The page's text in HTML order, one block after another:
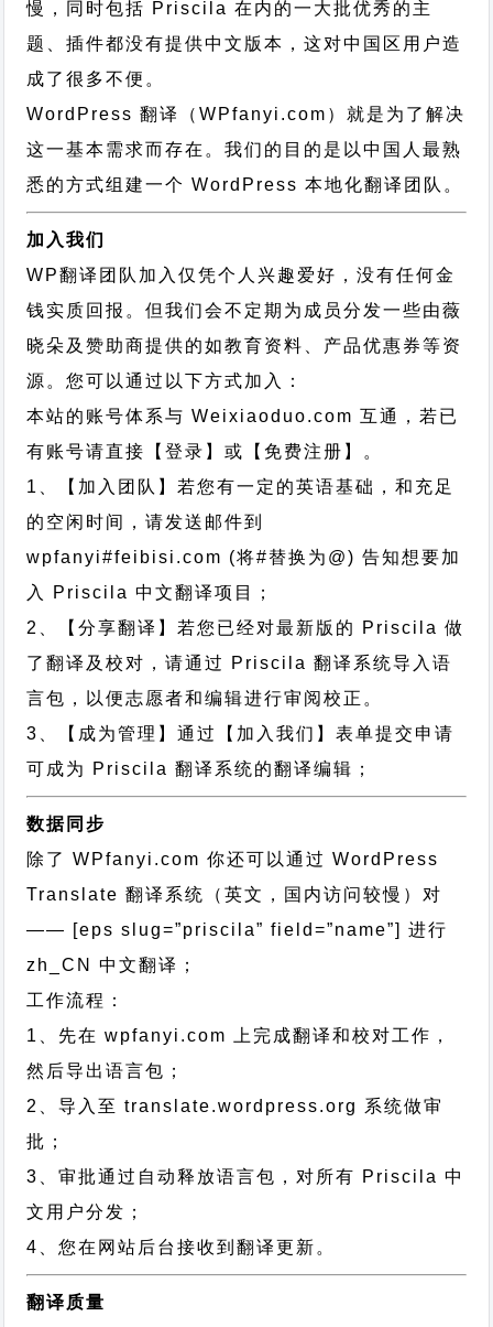
慢，同时包括 Priscila 在内的一大批优秀的主
题、插件都没有提供中文版本，这对中国区用户造
成了很多不便。
WordPress 翻译（WPfanyi.com） 就是为了解决
这一基本需求而存在。我们的目的是以中国人最熟
悉的方式组建一个 WordPress 本地化翻译团队。
加入我们
WP翻译团队加入仅凭个人兴趣爱好，没有任何金
钱实质回报。但我们会不定期为成员分发一些由薇
晓朵及赞助商提供的如教育资料、产品优惠券等资
源。您可以通过以下方式加入：
本站的账号体系与Weixiaoduo.com 互通，若已
有账号请直接【登录】或【免费注册】。
1、【加入团队】若您有一定的英语基础，和充足
的空闲时间，请发送邮件到
wpfanyi#feibisi.com (将#替换为@) 告知想要加
入 Priscila 中文翻译项目；
2、【分享翻译】若您已经对最新版的 Priscila 做
了翻译及校对，请通过 Priscila 翻译系统导入语
言包，以便志愿者和编辑进行审阅校正。
3、【成为管理】通过【加入我们】表单提交申请
可成为 Priscila 翻译系统的翻译编辑；
数据同步
除了 WPfanyi.com 你还可以通过WordPress
Translate 翻译系统（英文，国内访问较慢）对
—— [eps slug=”priscila” field=”name”]进行
zh_CN
中文翻译；
工作流程：
1、先在 wpfanyi.com 上完成翻译和校对工作，
然后导出语言包；
2、导入至 translate.wordpress.org 系统做审
批；
3、审批通过自动释放语言包，对所有 Priscila 中
文用户分发；
4、您在网站后台接收到翻译更新。
翻译质量